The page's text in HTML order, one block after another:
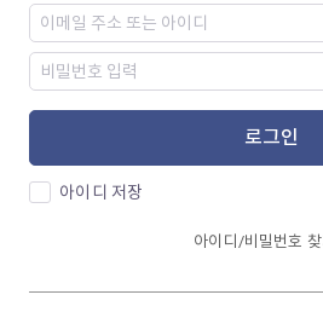
로그인
아이디 저장
아이디/비밀번호 찾